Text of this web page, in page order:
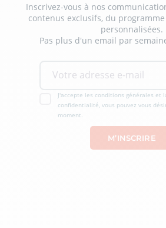
Inscrivez-vous à nos
contenus exclusifs, du
personnalisées.
Pas plus d'un email par
J'accepte les conditions générales et
confidentialité, vous pouvez vous
moment.